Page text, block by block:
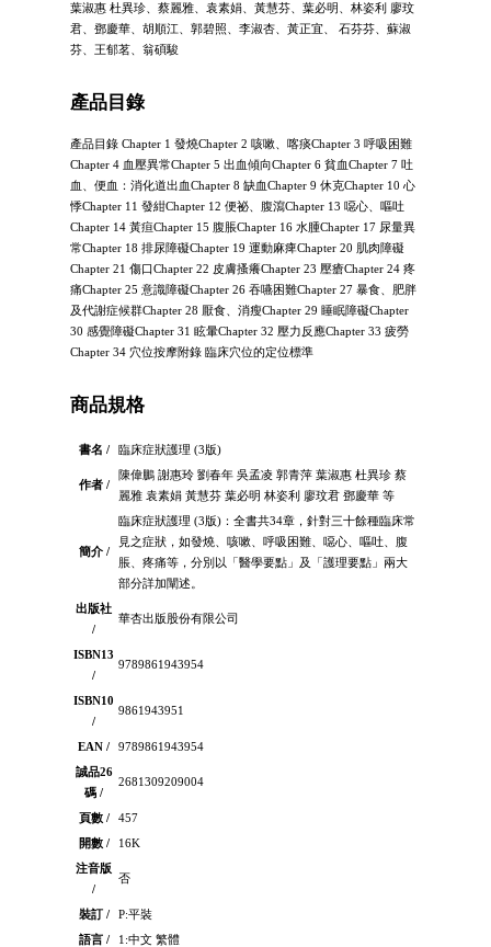
葉淑惠 杜異珍、蔡麗雅、袁素娟、黃慧芬、葉必明、林姿利 廖玟
君、鄧慶華、胡順江、郭碧照、李淑杏、黃正宜、 石芬芬、蘇淑
芬、王郁茗、翁碩駿
產品目錄
產品目錄 Chapter 1 發燒Chapter 2 咳嗽、喀痰Chapter 3 呼吸困難
Chapter 4 血壓異常Chapter 5 出血傾向Chapter 6 貧血Chapter 7 吐
血、便血：消化道出血Chapter 8 缺血Chapter 9 休克Chapter 10 心
悸Chapter 11 發紺Chapter 12 便祕、腹瀉Chapter 13 噁心、嘔吐
Chapter 14 黃疸Chapter 15 腹脹Chapter 16 水腫Chapter 17 尿量異
常Chapter 18 排尿障礙Chapter 19 運動麻痺Chapter 20 肌肉障礙
Chapter 21 傷口Chapter 22 皮膚搔癢Chapter 23 壓瘡Chapter 24 疼
痛Chapter 25 意識障礙Chapter 26 吞嚥困難Chapter 27 暴食、肥胖
及代謝症候群Chapter 28 厭食、消瘦Chapter 29 睡眠障礙Chapter
30 感覺障礙Chapter 31 眩暈Chapter 32 壓力反應Chapter 33 疲勞
Chapter 34 穴位按摩附錄 臨床穴位的定位標準
商品規格
書名 / 臨床症狀護理 (3版)
作者 /
陳偉鵬 謝惠玲 劉春年 吳孟凌 郭青萍 葉淑惠 杜異珍 蔡
麗雅 袁素娟 黃慧芬 葉必明 林姿利 廖玟君 鄧慶華 等
簡介 /
臨床症狀護理 (3版)：全書共34章，針對三十餘種臨床常
見之症狀，如發燒、咳嗽、呼吸困難、噁心、嘔吐、腹
脹、疼痛等，分別以「醫學要點」及「護理要點」兩大
部分詳加闡述。
出版社
/
華杏出版股份有限公司
ISBN13
/
9789861943954
ISBN10
/
9861943951
EAN /
9789861943954
誠品26
碼 /
2681309209004
頁數 /
457
開數 /
16K
注音版
/
否
裝訂 /
P:平裝
語言 /
1:中文 繁體